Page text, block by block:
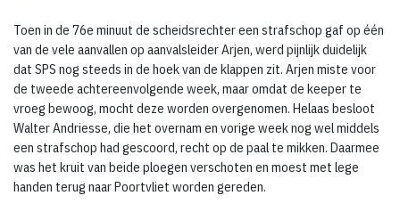
Toen in de 76e minuut de scheidsrechter een strafschop gaf op één
van de vele aanvallen op aanvalsleider Arjen, werd pijnlijk duidelijk
dat SPS nog steeds in de hoek van de klappen zit. Arjen miste voor
de tweede achtereenvolgende week, maar omdat de keeper te
vroeg bewoog, mocht deze worden overgenomen. Helaas besloot
Walter Andriesse, die het overnam en vorige week nog wel middels
een strafschop had gescoord, recht op de paal te mikken. Daarmee
was het kruit van beide ploegen verschoten en moest met lege
handen terug naar Poortvliet worden gereden.